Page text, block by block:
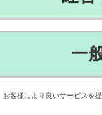
多職種協働を評価
の250超の病院が届
一
お客様により良いサービスを